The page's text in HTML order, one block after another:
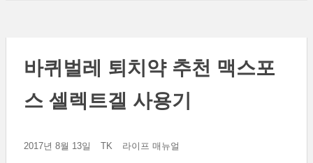
바퀴벌레 퇴치약 추천 맥스포
스 셀렉트겔 사용기
2017년 8월 13일 TK 라이프 매뉴얼